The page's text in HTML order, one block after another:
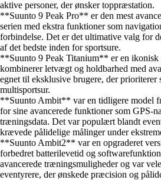
aktive personer, der ønsker toppræstation.
**Suunto 9 Peak Pro** er den mest
serien med ekstra funktioner som
forbindelse. Det er det ultimative valg for
af det bedste inden for sportsure.
**Suunto 9 Peak Titanium** er en ikonisk
kombinerer letvægt og holdbarhed med
egnet til eksklusive brugere, der prioriterer
multisportsur.
**Suunto Ambit** var en tidligere model
for sine avancerede funktioner som GPS-
træningsdata. Det var populært blandt
krævede pålidelige målinger under
**Suunto Ambit2** var en opgraderet
forbedret batterilevetid og
avancerede træningsmuligheder og var
eventyrere, der ønskede præcision og